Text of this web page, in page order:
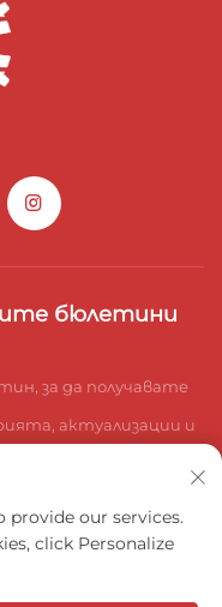
бюлетини
за да получавате
актуализации и
Абонирайте се
provide our services.
click Personalize